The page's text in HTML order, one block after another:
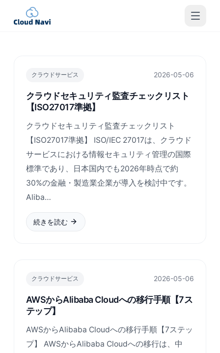
クラウドサービス 2026-05-06
クラウドセキュリティ監査チェックリスト
【ISO27017準拠】
クラウドセキュリティ監査チェックリスト
【ISO27017準拠】 ISO/IEC 27017は、クラウド
サービスにおける情報セキュリティ管理の国際
標準であり、日本国内でも2026年時点で約
30%の金融・製造業企業が導入を検討中です。
Aliba…
続きを読む
クラウドサービス 2026-05-06
AWSからAlibaba Cloudへの移行手順【7ス
テップ】
AWSからAlibaba Cloudへの移行手順【7ステッ
プ】 AWSからAlibaba Cloudへの移行は、中